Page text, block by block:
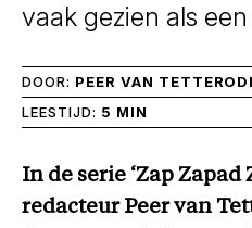
vaak gezien als
DOOR: PEER VAN
LEESTIJD: 5 MIN
In de serie ‘Zap Zapad
redacteur Peer van